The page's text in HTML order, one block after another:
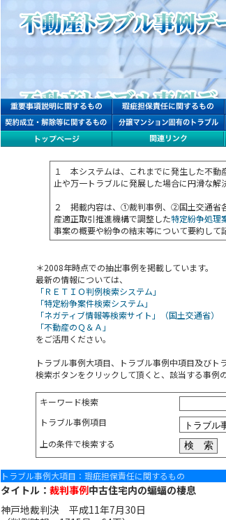
１ 本システムは、これまでに発生した不動
止や万一トラブルに発展した場合に円滑な解
２ 掲載内容は、①裁判事例、②国土交通省
産適正取引推進機構で調整した特定紛争処理
事案の概要や紛争の結末等について要約して
＊2008年時点での抽出事例を掲載しています。
最新の情報については、
「ＲＥＴＩＯ判例検索システム」
「特定紛争案件検索システム」
「ネガティブ情報等検索サイト」（国土交通省）
「不動産のＱ＆Ａ」
をご活用ください。
トラブル事例大項目、トラブル事例中項目及びト
検索ボタンをクリックして頂くと、該当する事例
キーワード検索
トラブル事例項目
上の条件で検索する
トラブル事例大項目：瑕疵担保責任に関するもの
タイトル： 裁判事例中古住宅内の蝙蝠の棲息
神戸地裁判決 平成11年7月30日